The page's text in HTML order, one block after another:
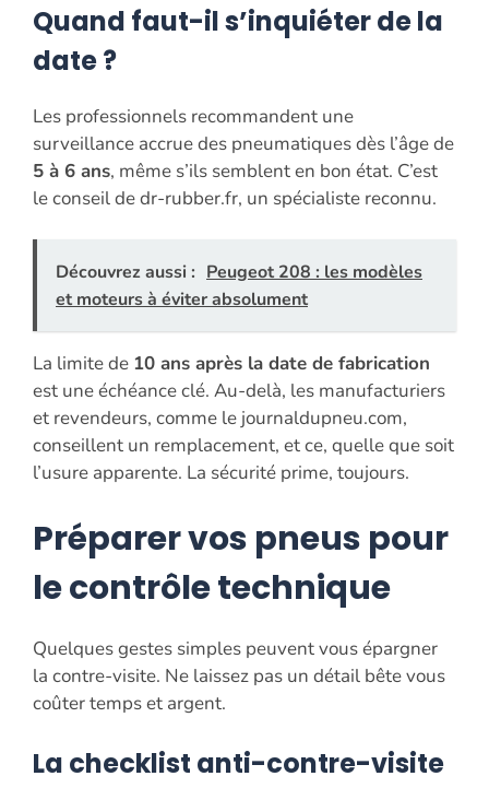
Quand faut-il s’inquiéter de la
date ?
Les professionnels recommandent une
surveillance accrue des pneumatiques dès l’âge de
5 à 6 ans, même s’ils semblent en bon état. C’est
le conseil de dr-rubber.fr, un spécialiste reconnu.
Découvrez aussi : Peugeot 208 : les modèles
et moteurs à éviter absolument
La limite de 10 ans après la date de fabrication
est une échéance clé. Au-delà, les manufacturiers
et revendeurs, comme le journaldupneu.com,
conseillent un remplacement, et ce, quelle que soit
l’usure apparente. La sécurité prime, toujours.
Préparer vos pneus pour
le contrôle technique
Quelques gestes simples peuvent vous épargner
la contre-visite. Ne laissez pas un détail bête vous
coûter temps et argent.
La checklist anti-contre-visite